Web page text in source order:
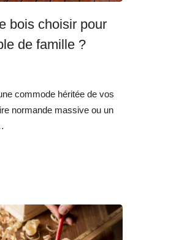
bois choisir pour
de famille ?
commode héritée de vos
normande massive ou un